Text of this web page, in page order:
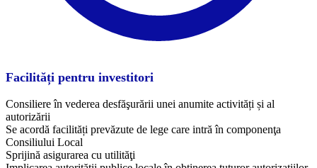
Facilități pentru investitori
Consiliere în vederea desfăşurării unei anumite activități și al
autorizării
Se acordă facilități prevăzute de lege care intră în componenţa
Consiliului Local
Sprijină asigurarea cu utilităţi